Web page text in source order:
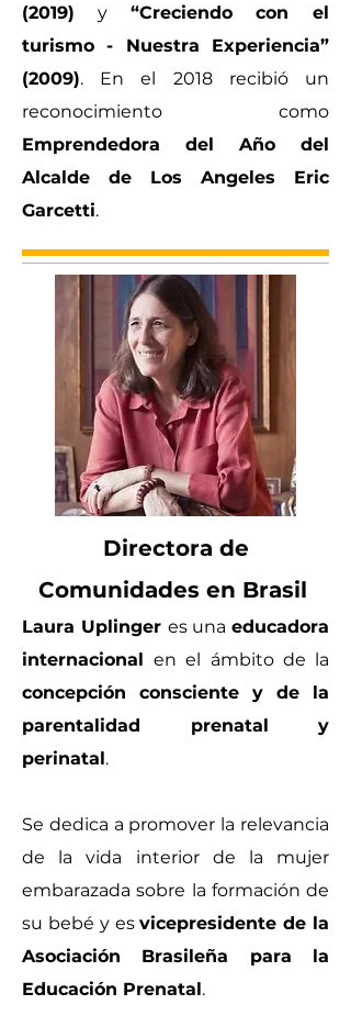
(2019) y “Creciendo con el
turismo - Nuestra Experiencia”
(2009). En el 2018 recibió un
reconocimiento como
Emprendedora del Año del
Alcalde de Los Angeles Eric
Garcetti.
Directora de
Comunidades en Brasil
Laura Uplinger es una educadora
internacionalen el ámbito de la
concepción consciente y de la
parentalidad prenatal y
perinatal.
Se dedica a promover la relevancia
de la vida interior de la mujer
embarazada sobre la formación de
su bebé y esvicepresidente de la
Asociación Brasileña para la
Educación Prenatal.